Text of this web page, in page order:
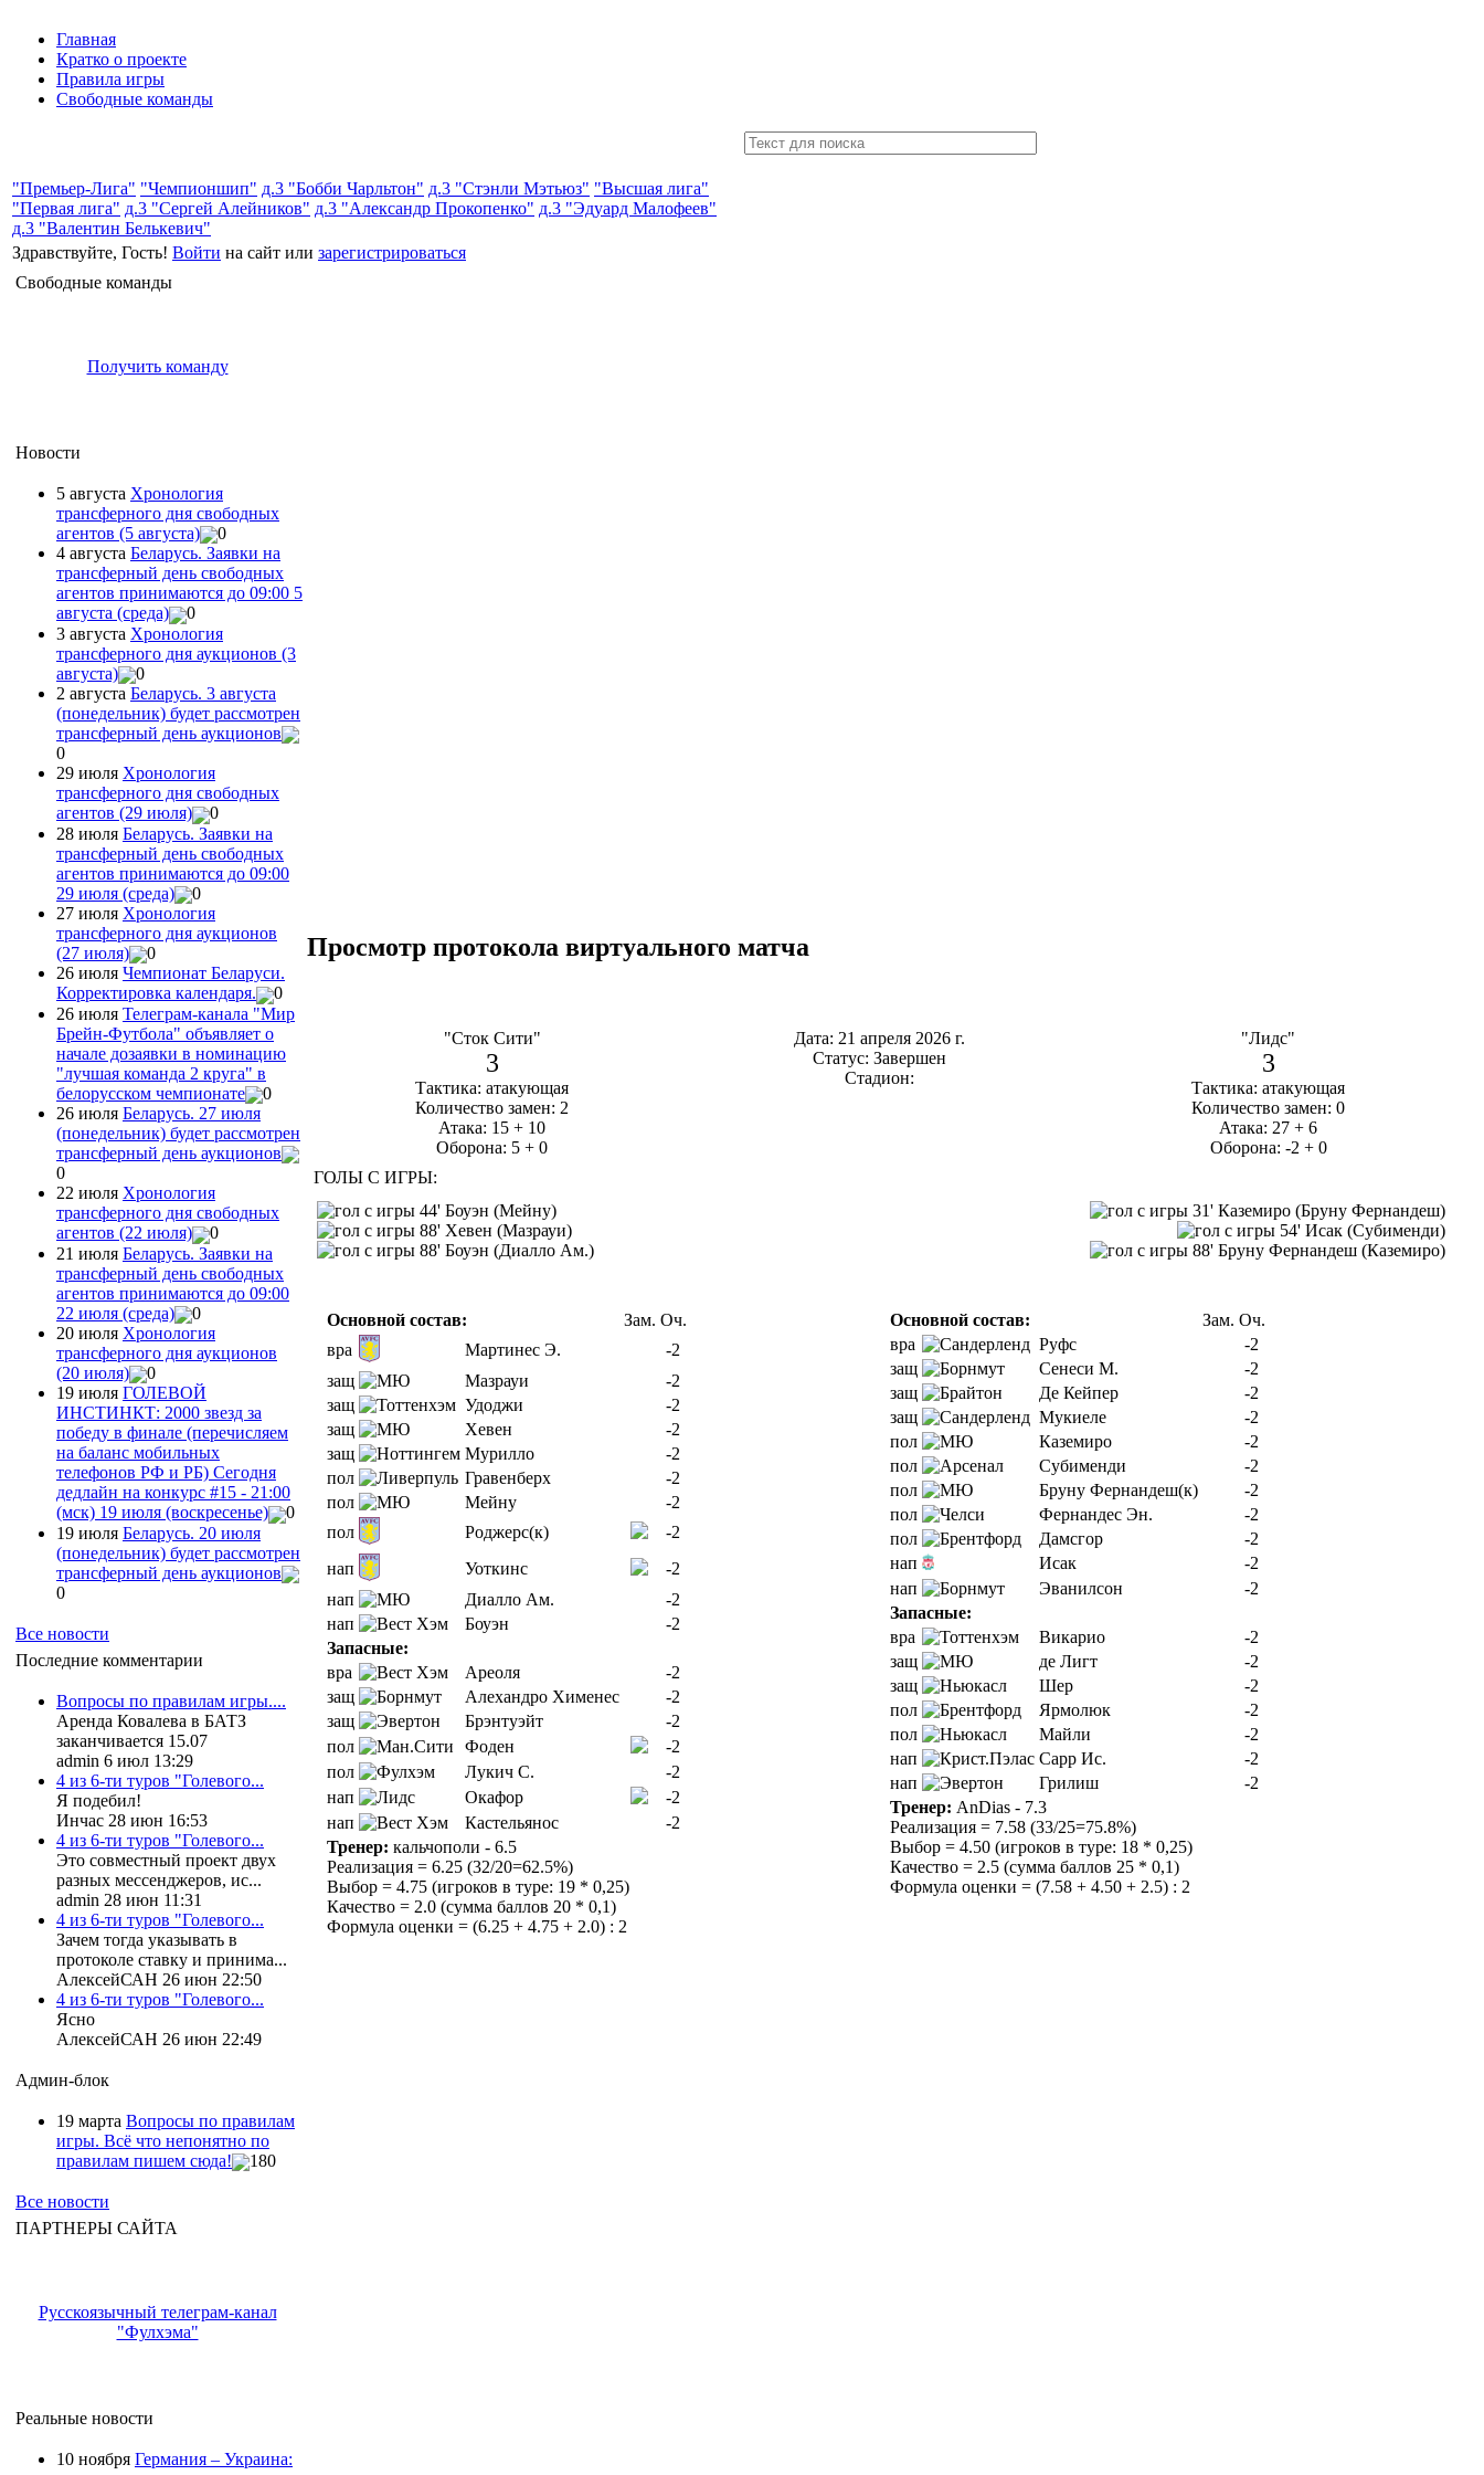
Главная
Кратко о проекте
Правила игры
Свободные команды
"Премьер-Лига" "Чемпионшип" д.3 "Бобби Чарльтон" д.3 "Стэнли Мэтьюз" "Высшая лига"
"Первая лига" д.3 "Сергей Алейников" д.3 "Александр Прокопенко" д.3 "Эдуард Малофеев"
д.3 "Валентин Белькевич"
Здравствуйте, Гость! Войти на сайт или зарегистрироваться
Свободные команды
Получить команду
Новости
5 августа Хронология
трансферного дня свободных
агентов (5 августа)
0
4 августа Беларусь. Заявки на
трансферный день свободных
агентов принимаются до 09:00 5
августа (среда)
0
3 августа Хронология
трансферного дня аукционов (3
августа)
0
2 августа Беларусь. 3 августа
(понедельник) будет рассмотрен
трансферный день аукционов
0
29 июля Хронология
трансферного дня свободных
агентов (29 июля)
0
28 июля Беларусь. Заявки на
трансферный день свободных
агентов принимаются до 09:00
29 июля (среда)
0
27 июля Хронология
трансферного дня аукционов
(27 июля)
0
26 июля Чемпионат Беларуси.
Корректировка календаря.
0
26 июля Телеграм-канала "Мир
Брейн-Футбола" объявляет о
начале дозаявки в номинацию
"лучшая команда 2 круга" в
белорусском чемпионате
0
26 июля Беларусь. 27 июля
(понедельник) будет рассмотрен
трансферный день аукционов
0
22 июля Хронология
трансферного дня свободных
агентов (22 июля)
0
21 июля Беларусь. Заявки на
трансферный день свободных
агентов принимаются до 09:00
22 июля (среда)
0
20 июля Хронология
трансферного дня аукционов
(20 июля)
0
19 июля ГОЛЕВОЙ
ИНСТИНКТ: 2000 звезд за
победу в финале (перечисляем
на баланс мобильных
телефонов РФ и РБ) Сегодня
дедлайн на конкурс #15 - 21:00
(мск) 19 июля (воскресенье)
0
19 июля Беларусь. 20 июля
(понедельник) будет рассмотрен
трансферный день аукционов
0
Все новости
Последние комментарии
Вопросы по правилам игры....
Аренда Ковалева в БАТЗ
заканчивается 15.07
admin 6 июл 13:29
4 из 6-ти туров "Голевого...
Я подебил!
Инчас 28 июн 16:53
4 из 6-ти туров "Голевого...
Это совместный проект двух
разных мессенджеров, ис...
admin 28 июн 11:31
4 из 6-ти туров "Голевого...
Зачем тогда указывать в
протоколе ставку и принима...
АлексейСАН 26 июн 22:50
4 из 6-ти туров "Голевого...
Ясно
АлексейСАН 26 июн 22:49
Админ-блок
19 марта Вопросы по правилам
игры. Всё что непонятно по
правилам пишем сюда!
180
Все новости
ПАРТНЕРЫ САЙТА
Русскоязычный телеграм-канал
"Фулхэма"
Реальные новости
10 ноября Германия – Украина:
Просмотр протокола виртуального матча
"Сток Сити"
3
Тактика: атакующая
Количество замен: 2
Атака: 15 + 10
Оборона: 5 + 0
Дата: 21 апреля 2026 г.
Статус: Завершен
Стадион:
"Лидс"
3
Тактика: атакующая
Количество замен: 0
Атака: 27 + 6
Оборона: -2 + 0
ГОЛЫ С ИГРЫ:
44' Боуэн (Мейну)
88' Хевен (Мазрауи)
88' Боуэн (Диалло Ам.)
31' Каземиро (Бруну Фернандеш)
54' Исак (Субименди)
88' Бруну Фернандеш (Каземиро)
Основной состав: Зам. Оч.
вра
Мартинес Э.
-2
защ
Мазрауи
-2
защ
Удоджи
-2
защ
Хевен
-2
защ
Мурилло
-2
пол
Гравенберх
-2
пол
Мейну
-2
пол
Роджерс(к)
-2
нап
Уоткинс
-2
нап
Диалло Ам.
-2
нап
Боуэн
-2
Запасные:
вра
Ареоля
-2
защ
Алехандро Хименес
-2
защ
Брэнтуэйт
-2
пол
Фоден
-2
пол
Лукич С.
-2
нап
Окафор
-2
нап
Кастельянос
-2
Тренер: кальчополи - 6.5
Реализация = 6.25 (32/20=62.5%)
Выбор = 4.75 (игроков в туре: 19 * 0,25)
Качество = 2.0 (сумма баллов 20 * 0,1)
Формула оценки = (6.25 + 4.75 + 2.0) : 2
Основной состав: Зам. Оч.
вра
Руфс
-2
защ
Сенеси М.
-2
защ
Де Кейпер
-2
защ
Мукиеле
-2
пол
Каземиро
-2
пол
Субименди
-2
пол
Бруну Фернандеш(к)
-2
пол
Фернандес Эн.
-2
пол
Дамсгор
-2
нап
Исак
-2
нап
Эванилсон
-2
Запасные:
вра
Викарио
-2
защ
де Лигт
-2
защ
Шер
-2
пол
Ярмолюк
-2
пол
Майли
-2
нап
Сарр Ис.
-2
нап
Грилиш
-2
Тренер: AnDias - 7.3
Реализация = 7.58 (33/25=75.8%)
Выбор = 4.50 (игроков в туре: 18 * 0,25)
Качество = 2.5 (сумма баллов 25 * 0,1)
Формула оценки = (7.58 + 4.50 + 2.5) : 2